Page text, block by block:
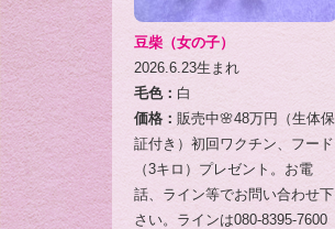
豆柴（女の子）
2026.6.23生まれ
毛色： 白
価格： 販売中🌸48万円（生体保
証付き）初回ワクチン、フード
（3キロ）プレゼント。お電
話、ライン等でお問い合わせ下
さい。ラインは080-8395-7600